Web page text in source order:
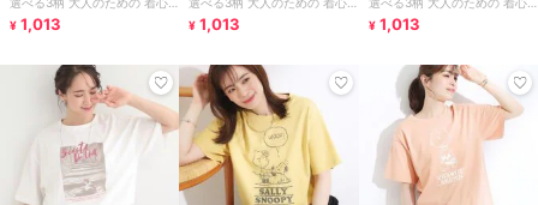
地やわらかシンプルTシャツ
¥ 1,013
地やわらかシンプルTシャツ
¥ 1,013
地やわらかシンプルTシャツ
¥ 1,013